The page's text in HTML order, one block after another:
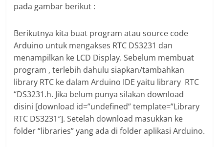
pada gambar berikut :
Berikutnya kita buat program atau source code
Arduino untuk mengakses RTC DS3231 dan
menampilkan ke LCD Display. Sebelum membuat
program , terlebih dahulu siapkan/tambahkan
library RTC ke dalam Arduino IDE yaitu library RTC
“DS3231.h. Jika belum punya silakan download
disini [download id=”undefined” template=”Library
RTC DS3231″]. Setelah download masukkan ke
folder “libraries” yang ada di folder aplikasi Arduino.